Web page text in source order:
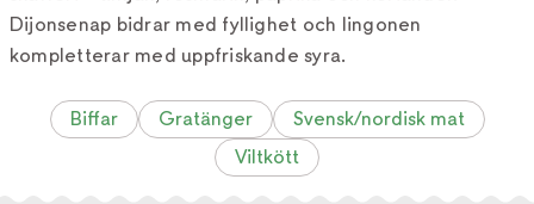
Dijonsenap bidrar med fyllighet och lingonen
kompletterar med uppfriskande syra.
Biffar Gratänger
Svensk/nordisk mat
Viltkött